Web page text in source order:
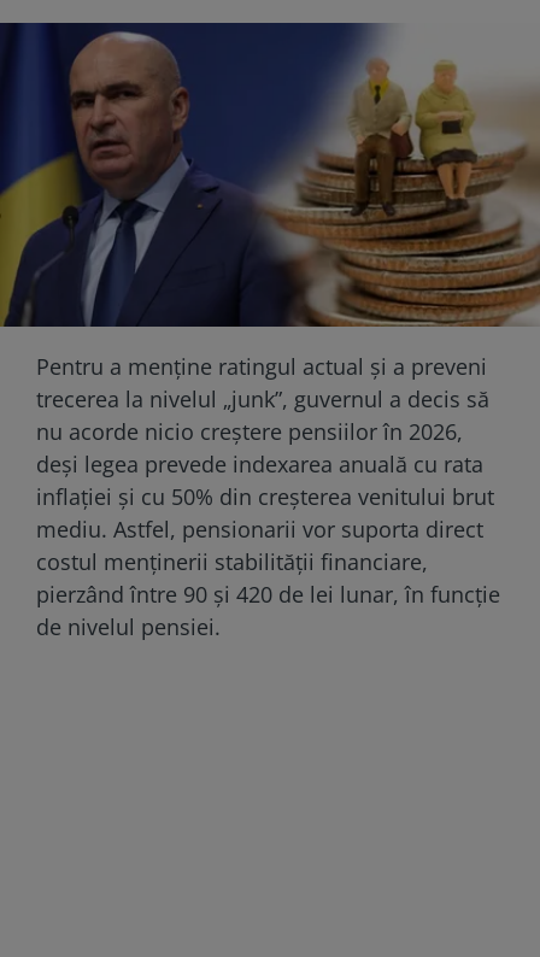
Pentru a menține ratingul actual și a preveni
trecerea la nivelul „junk”, guvernul a decis să
nu acorde nicio creștere pensiilor în 2026,
deși legea prevede indexarea anuală cu rata
inflației și cu 50% din creșterea venitului brut
mediu. Astfel, pensionarii vor suporta direct
costul menținerii stabilității financiare,
pierzând între 90 și 420 de lei lunar, în funcție
de nivelul pensiei.